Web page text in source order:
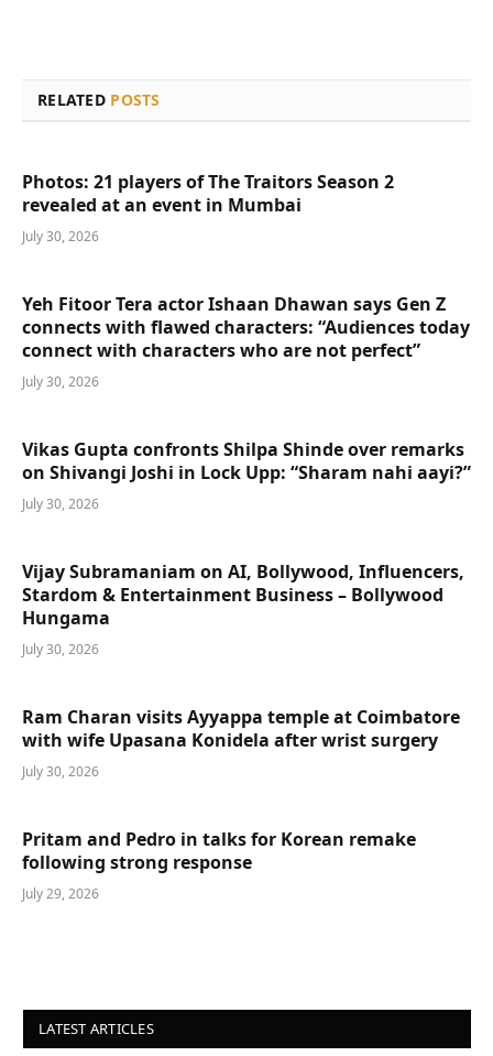
RELATED POSTS
Photos: 21 players of The Traitors Season 2
revealed at an event in Mumbai
July 30, 2026
Yeh Fitoor Tera actor Ishaan Dhawan says Gen Z
connects with flawed characters: “Audiences today
connect with characters who are not perfect”
July 30, 2026
Vikas Gupta confronts Shilpa Shinde over remarks
on Shivangi Joshi in Lock Upp: “Sharam nahi aayi?”
July 30, 2026
Vijay Subramaniam on AI, Bollywood, Influencers,
Stardom & Entertainment Business – Bollywood
Hungama
July 30, 2026
Ram Charan visits Ayyappa temple at Coimbatore
with wife Upasana Konidela after wrist surgery
July 30, 2026
Pritam and Pedro in talks for Korean remake
following strong response
July 29, 2026
LATEST ARTICLES